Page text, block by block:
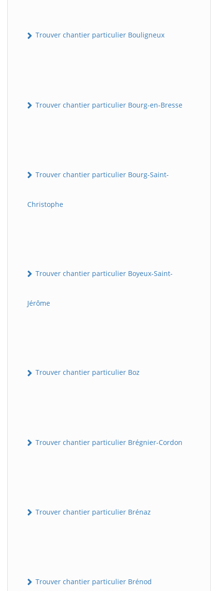
Trouver chantier particulier Bouligneux
Trouver chantier particulier Bourg-en-Bresse
Trouver chantier particulier Bourg-Saint-
Christophe
Trouver chantier particulier Boyeux-Saint-
Jérôme
Trouver chantier particulier Boz
Trouver chantier particulier Brégnier-Cordon
Trouver chantier particulier Brénaz
Trouver chantier particulier Brénod